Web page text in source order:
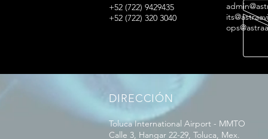
+52 (722) 9429435
+52 (722) 320 3040
DIRECCIÓN
Toluca International Airport - MMTO
Calle 3, Hangar 22-29, Toluca, Mex.